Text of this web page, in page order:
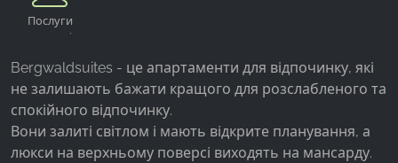
Послуги
пральні
Bergwaldsuites - це апартаменти для відпочинку, які
не залишають бажати кращого для розслабленого та
спокійного відпочинку.
Вони залиті світлом і мають відкрите планування, а
люкси на верхньому поверсі виходять на мансарду.